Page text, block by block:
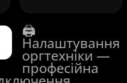
🖨️
Налаштування
оргтехніки —
професійна